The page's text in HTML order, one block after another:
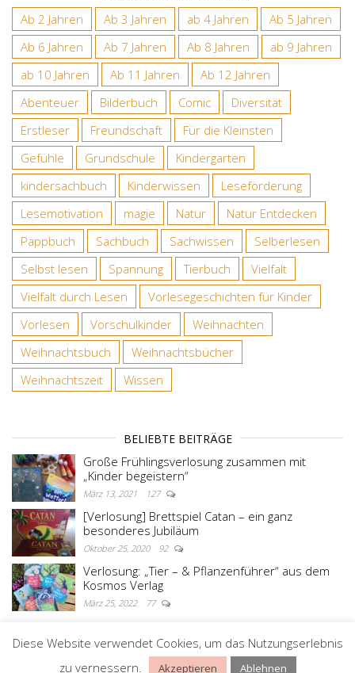
Ab 2 Jahren Ab 3 Jahren ab 4 Jahren
Ab 5 Jahren
Ab 6 Jahren
Ab 7 Jahren Ab 8 Jahren
ab 9 Jahren
ab 10 Jahren
Ab 11 Jahren
Ab 12 Jahren
Abenteuer
Bilderbuch Comic
Diversität
Erstleser
Freundschaft
Für die Kleinsten
Gefühle
Grundschule
Kindergarten
kindersachbuch
Kinderwissen
Leseförderung
Lesemotivation
magie Natur
Natur Entdecken
Pappbuch
Sachbuch Sachwissen
Selberlesen
Selbst lesen
Spannung Tierbuch
Vielfalt
Vielfalt durch Lesen
Vorlesegeschichten für Kinder
Vorlesen
Vorschulkinder
Weihnachten
Weihnachtsbuch
Weihnachtsbücher
Weihnachtszeit
Wissen
BELIEBTE BEITRÄGE
Große Frühlingsverlosung zusammen mit
„Kinder begeistern“
März 13, 2021 127
[Verlosung] Brettspiel Catan – ein ganz
besonderes Jubiläum
Oktober 25, 2020 92
Verlosung: „Tier – & Pflanzenführer“ aus dem
Kosmos Verlag
März 25, 2022 77
Stolz präsentiert vonWordPress|Theme:Master
Diese Website verwendet Cookies, um das Nutzungserlebnis
zu vernessern.
Akzeptieren Ablehnen